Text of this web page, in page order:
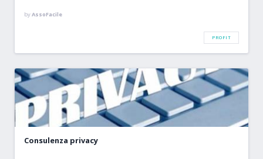
byAssoFacile
PROFIT
Consulenza privacy